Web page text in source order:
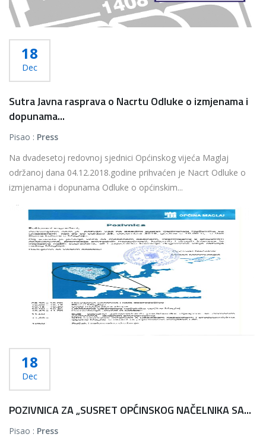
18
Dec
Sutra Javna rasprava o Nacrtu Odluke o izmjenama i
dopunama...
Pisao : Press
Na dvadesetoj redovnoj sjednici Općinskog vijeća Maglaj
održanoj dana 04.12.2018.godine prihvaćen je Nacrt Odluke o
izmjenama i dopunama Odluke o općinskim...
Više...
18
Dec
POZIVNICA ZA „SUSRET OPĆINSKOG NAČELNIKA SA...
Pisao : Press